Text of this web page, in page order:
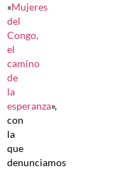
«Mujeres
del
Congo,
el
camino
de
la
esperanza»,
con
la
que
denunciamos